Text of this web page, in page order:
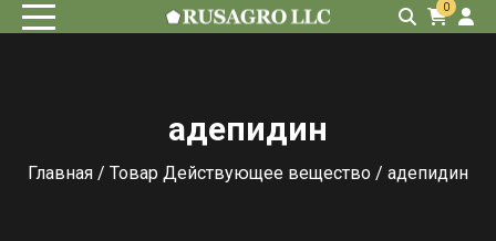
0
адепидин
Главная / Товар Действующее вещество / адепидин